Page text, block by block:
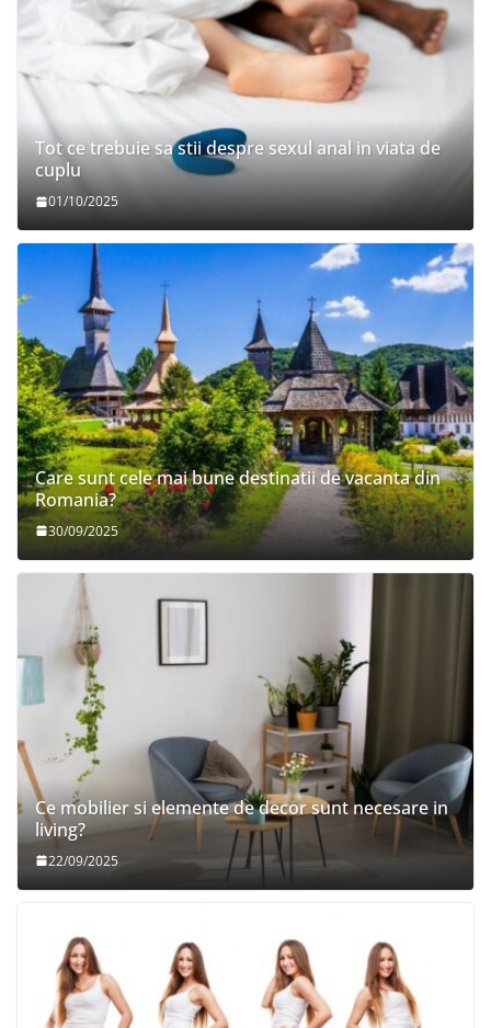
Tot ce trebuie sa stii despre sexul anal in viata de
cuplu
01/10/2025
Care sunt cele mai bune destinatii de vacanta din
Romania?
30/09/2025
Ce mobilier si elemente de decor sunt necesare in
living?
22/09/2025